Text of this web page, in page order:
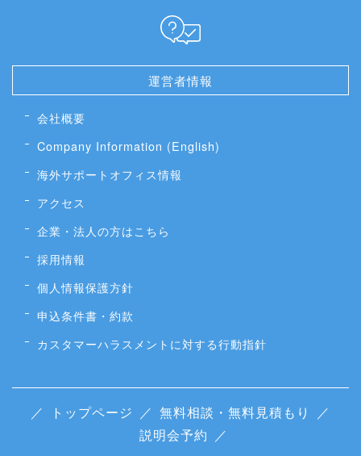
運営者情報
会社概要
Company Information (English)
海外サポートオフィス情報
アクセス
企業・法人の方はこちら
採用情報
個人情報保護方針
申込条件書・約款
カスタマーハラスメントに対する行動指針
／ トップページ ／ 無料相談・無料見積もり
／
説明会予約 ／